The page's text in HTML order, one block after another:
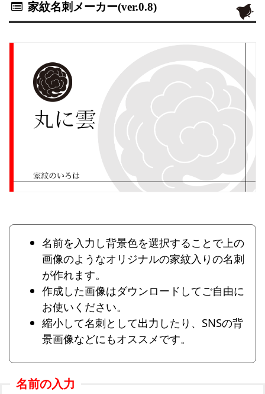
家紋名刺メーカー(ver.0.8)
名前を入力し背景色を選択することで上の
画像のようなオリジナルの家紋入りの名刺
が作れます。
作成した画像はダウンロードしてご自由に
お使いください。
縮小して名刺として出力したり、SNSの背
景画像などにもオススメです。
名前の入力